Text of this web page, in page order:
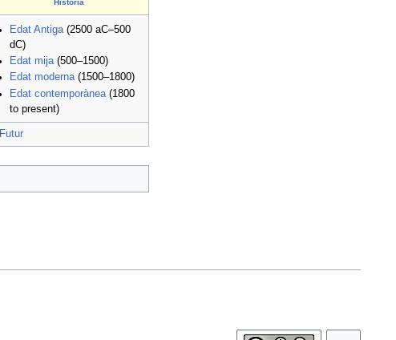
Història
Edat Antiga(2500 aC–500
dC)
Edat mija(500–1500)
Edat moderna(1500–1800)
Edat contemporànea (1800
to present)
Futur